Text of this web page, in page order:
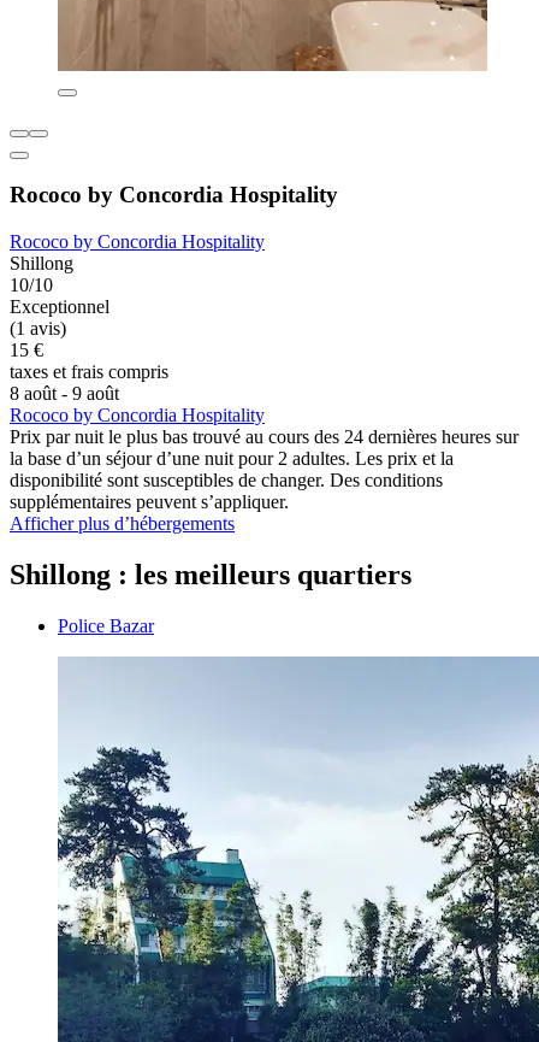
Rococo by Concordia Hospitality
Rococo by Concordia Hospitality
Shillong
10/10
Exceptionnel
(1 avis)
15 €
taxes et frais compris
8 août - 9 août
Rococo by Concordia Hospitality
Prix par nuit le plus bas trouvé au cours des 24 dernières heures sur
la base d’un séjour d’une nuit pour 2 adultes. Les prix et la
disponibilité sont susceptibles de changer. Des conditions
supplémentaires peuvent s’appliquer.
Afficher plus d’hébergements
Shillong : les meilleurs quartiers
Police Bazar